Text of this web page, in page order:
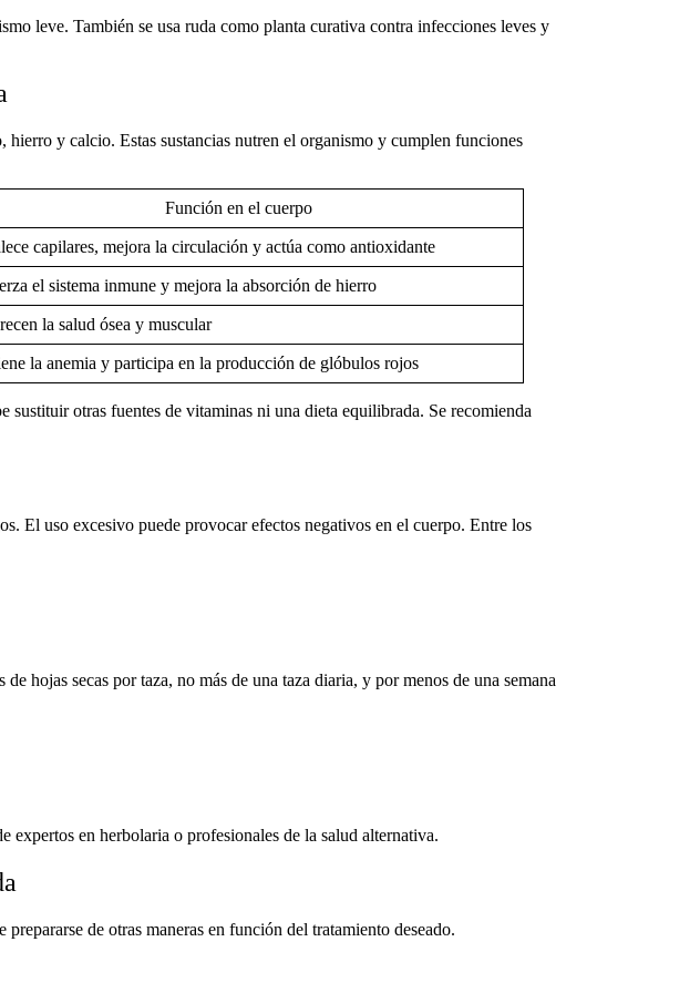
leve. También se usa ruda como planta curativacontra infecciones leves y
hierro y calcio. Estas sustancias nutren el organismo y cumplen funciones
Función en el cuerpo
capilares, mejora la circulación y actúa como antioxidante
el sistema inmune y mejora la absorción de hierro
la salud ósea y muscular
la anemia y participa en la producción de glóbulos rojos
sustituir otras fuentes de vitaminas ni una dieta equilibrada. Se recomienda
El uso excesivo puede provocar efectos negativos en el cuerpo. Entre los
de hojas secas por taza, no más de una taza diaria, y por menos de una semana
expertos en herbolaria o profesionales de la salud alternativa.
de otras maneras en función del tratamiento deseado.